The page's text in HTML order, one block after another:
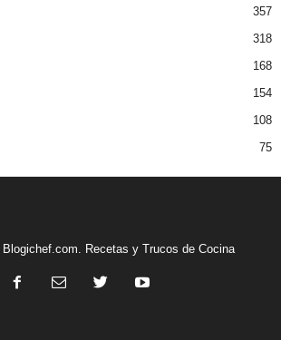
357
318
168
154
108
75
Recetas y Trucos de Cocina